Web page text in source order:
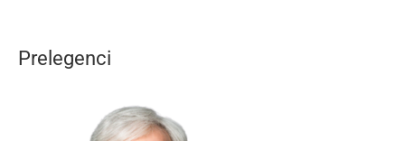
Prelegenci